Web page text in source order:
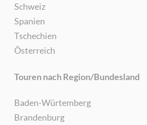
Schweiz
Spanien
Tschechien
Österreich
Touren nach Region/Bundesland
Baden-Würtemberg
Brandenburg